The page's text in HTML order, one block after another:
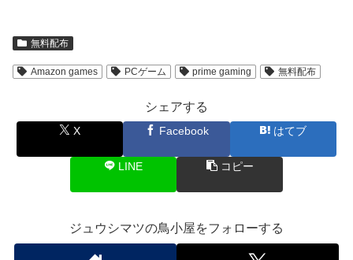
無料配布
Amazon games PCゲーム prime gaming 無料配布
シェアする
X Facebook はてブ
LINE コピー
ジュウシマツの鳥小屋をフォローする